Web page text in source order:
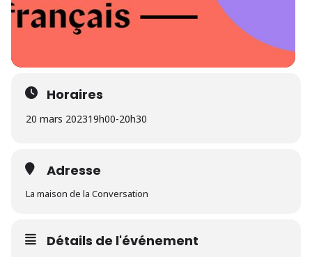
Horaires
20 mars 202319h00-20h30
Adresse
La maison de la Conversation
Détails de l'événement